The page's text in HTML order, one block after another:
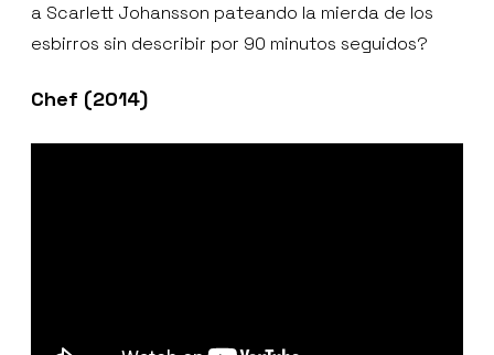
a Scarlett Johansson pateando la mierda de los
esbirros sin describir por 90 minutos seguidos?
Chef (2014)